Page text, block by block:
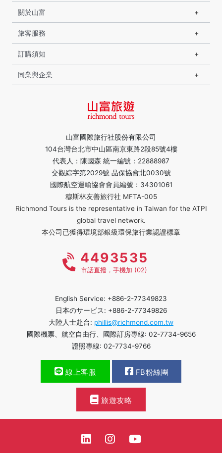
山富國際旅行社股份有限公司
104台灣台北市中山區南京東路2段85號4樓
代表人：陳國森 統一編號：22888987
交觀綜字第2029號 品保協會北0030號
國際航空運輸協會會員編號：34301061
穆斯林友善旅行社 MFTA-005
Richmond Tours is the representative in Taiwan for the ATPI
global travel network.
本公司已獲得環境部銀級環保旅行業認證標章
關於山富
旅客服務
訂購須知
同業與企業
4493535
市話直撥，手機加 (02)
English Service: +886-2-77349823
日本のサービス: +886-2-77349826
大陸人士赴台: phillis@richmond.com.tw
國際機票、航空自由行、國際訂房專線: 02-7734-9656
證照專線: 02-7734-9766
線上客服 FB粉絲團
旅遊攻略